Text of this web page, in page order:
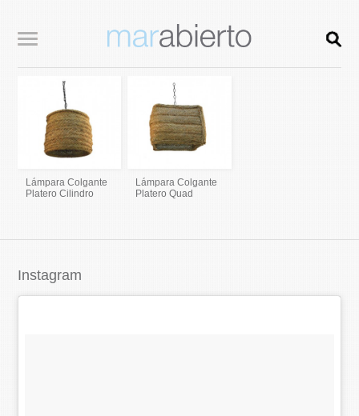
Lámpara Colgante
Platero Cilindro
Lámpara Colgante
Platero Quad
Instagram